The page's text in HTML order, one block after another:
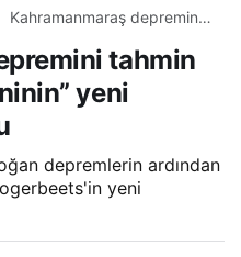
Kahramanmaraş depremini
kâhininin” yeni açıklaması
korkuttu
tahmin
yeni
depremlerin ardından
yeni